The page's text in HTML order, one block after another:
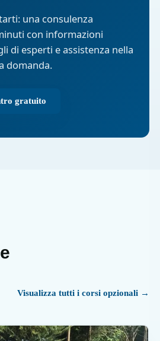
una consulenza
con informazioni
di esperti e assistenza nella
domanda.
gratuito
Visualizza tutti i corsi opzionali →